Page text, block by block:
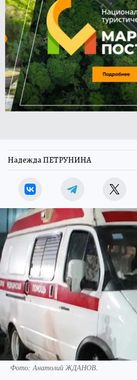
Надежда ПЕТРУНИНА
Фото: Анатолий ЖДАНОВ.